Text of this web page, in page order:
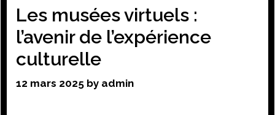
Les musées virtuels :
l’avenir de l’expérience
culturelle
12 mars 2025 by admin